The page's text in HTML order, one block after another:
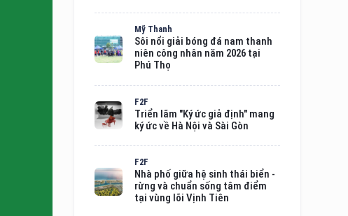
Mỹ Thanh
Sôi nổi giải bóng đá nam thanh
niên công nhân năm 2026 tại
Phú Thọ
F2F
Triển lãm "Ký ức giả định" mang
ký ức về Hà Nội và Sài Gòn
F2F
Nhà phố giữa hệ sinh thái biển -
rừng và chuẩn sống tâm điểm
tại vùng lõi Vịnh Tiên